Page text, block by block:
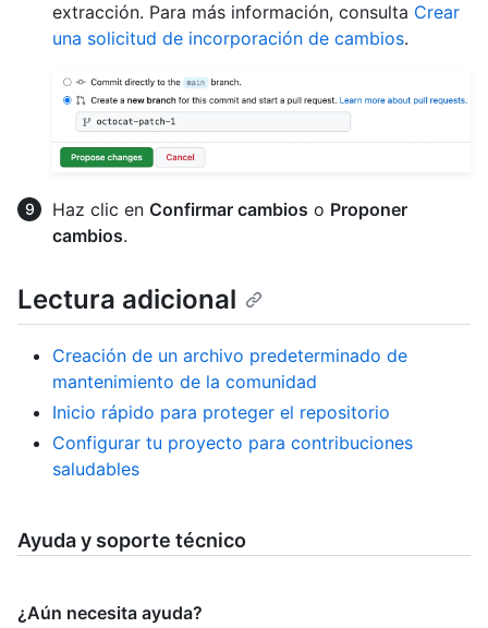
extracción. Para más información, consulta Crear
una solicitud de incorporación de cambios.
Haz clic en Confirmar cambios o Proponer
cambios.
Lectura adicional
Creación de un archivo predeterminado de
mantenimiento de la comunidad
Inicio rápido para proteger el repositorio
Configurar tu proyecto para contribuciones
saludables
Ayuda y soporte técnico
¿Aún necesita ayuda?